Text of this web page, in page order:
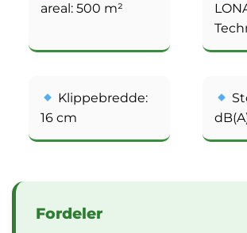
areal: 500 m²
Klippebredde:
16 cm
Fordeler